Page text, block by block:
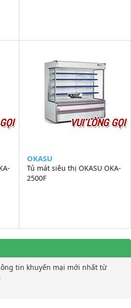
VUI LÒNG GỌI
OKASU
Tủ mát siêu thị OKASU OKA-
2500F
tin khuyến mại mới nhất từ